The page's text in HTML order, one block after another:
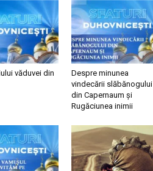
văduvei din
Despre minunea
vindecării slăbănogului
din Capernaum și
Rugăciunea inimii